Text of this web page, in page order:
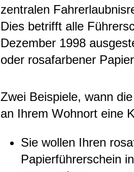
zentralen
Dies betrifft alle
Dezember 1998
oder rosafarbener
Zwei Beispiele, wann
an Ihrem Wohnort eine
Sie wollen Ihren
Papierführerschein